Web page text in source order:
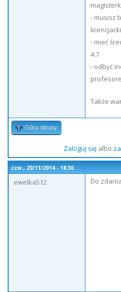
- musisz
- mieć
4.7
- odbyć
Także
Góra strony
Zaloguj sięalbo
czw., 20/11/2014 - 18:36
ewelka512
Do